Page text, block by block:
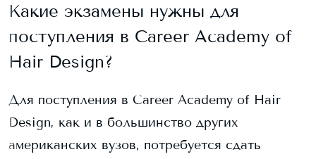
Какие экзамены нужны для
поступления в Career Academy of
Hair Design?
Для поступления в Career Academy of Hair
Design, как и в большинство других
американских вузов, потребуется сдать